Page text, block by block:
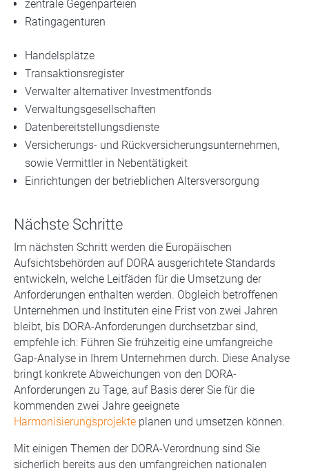
zentrale Gegenparteien
Ratingagenturen
Handelsplätze
Transaktionsregister
Verwalter alternativer Investmentfonds
Verwaltungsgesellschaften
Datenbereitstellungsdienste
Versicherungs- und Rückversicherungsunternehmen,
sowie Vermittler in Nebentätigkeit
Einrichtungen der betrieblichen Altersversorgung
Nächste Schritte
Im nächsten Schritt werden die Europäischen
Aufsichtsbehörden auf DORA ausgerichtete Standards
entwickeln, welche Leitfäden für die Umsetzung der
Anforderungen enthalten werden. Obgleich betroffenen
Unternehmen und Instituten eine Frist von zwei Jahren
bleibt, bis DORA-Anforderungen durchsetzbar sind,
empfehle ich: Führen Sie frühzeitig eine umfangreiche
Gap-Analyse in Ihrem Unternehmen durch. Diese Analyse
bringt konkrete Abweichungen von den DORA-
Anforderungen zu Tage, auf Basis derer Sie für die
kommenden zwei Jahre geeignete
Harmonisierungsprojekte planen und umsetzen können.
Mit einigen Themen der DORA-Verordnung sind Sie
sicherlich bereits aus den umfangreichen nationalen